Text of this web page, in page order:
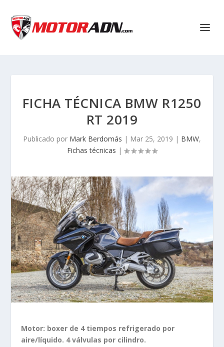
FICHA TÉCNICA BMW R1250
RT 2019
Publicado por Mark Berdomás | Mar 25, 2019 | BMW,
Fichas técnicas |
Motor: boxer de 4 tiempos refrigerado por
aire/líquido. 4 válvulas por cilindro.